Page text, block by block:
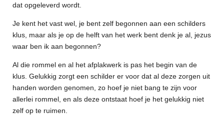
dat opgeleverd wordt.
Je kent het vast wel, je bent zelf begonnen aan een schilders
klus, maar als je op de helft van het werk bent denk je al, jezus
waar ben ik aan begonnen?
Al die rommel en al het afplakwerk is pas het begin van de
klus. Gelukkig zorgt een schilder er voor dat al deze zorgen uit
handen worden genomen, zo hoef je niet bang te zijn voor
allerlei rommel, en als deze ontstaat hoef je het gelukkig niet
zelf op te ruimen.